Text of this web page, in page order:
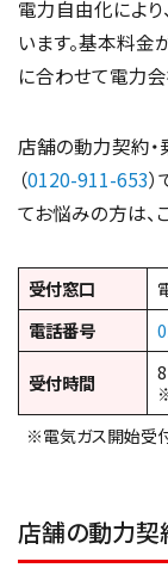
電力自由化により
います。基本料金
に合わせて電力会
店舗の動力契約・
（0120-911-653
てお悩みの方は、
受付窓口
電話番号
受付時間
※電気ガス開始受
店舗の動力契